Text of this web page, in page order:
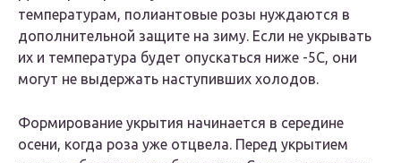
температурам, полиантовые розы нуждаются в
дополнительной защите на зиму. Если не укрывать
их и температура будет опускаться ниже -5С, они
могут не выдержать наступивших холодов.
Формирование укрытия начинается в середине
осени, когда роза уже отцвела. Перед укрытием